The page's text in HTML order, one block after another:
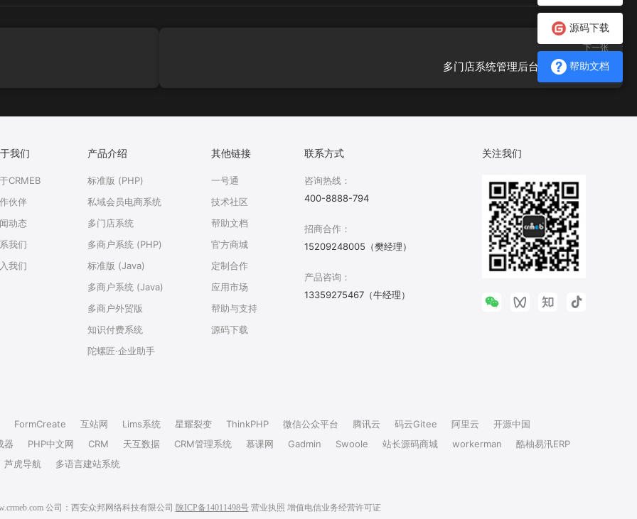
源码下载
帮助文档
下一张
多门店系统管理后台-主题风格.png
我们
CRMEB
伙伴
动态
我们
我们
产品介绍
标准版 (PHP)
私域会员电商系统
多门店系统
多商户系统 (PHP)
标准版 (Java)
多商户系统 (Java)
多商户外贸版
知识付费系统
陀螺匠·企业助手
其他链接
一号通
技术社区
帮助文档
官方商城
定制合作
应用市场
帮助与支持
源码下载
联系方式
咨询热线：
400-8888-794
招商合作：
15209248005（樊经理）
产品咨询：
13359275467（牛经理）
关注我们
FormCreate 互站网 Lims系统 星耀裂变 ThinkPHP 微信公众平台 腾讯云 码云Gitee 阿里云
开源中国
器
PHP中文网 CRM 天互数据 CRM管理系统 慕课网 Gadmin Swoole 站长源码商城 workerman
酷柚易汛ERP
芦虎导航
多语言建站系统
公司：西安众邦网络科技有限公司 陕ICP备14011498号 营业执照 增值电信业务经营许可证